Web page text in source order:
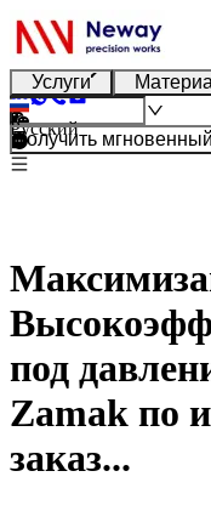
Услуги
Русский
Получить
под
Zamak по
заказ...